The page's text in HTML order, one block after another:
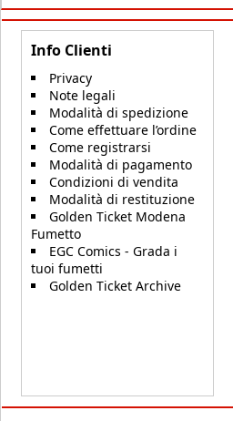
Info Clienti
Privacy
Note legali
Modalità di spedizione
Come effettuare l’ordine
Come registrarsi
Modalità di pagamento
Condizioni di vendita
Modalità di restituzione
Golden Ticket Modena
Fumetto
EGC Comics - Grada i
tuoi fumetti
Golden Ticket Archive